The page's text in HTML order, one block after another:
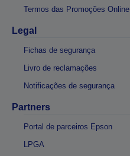
Termos das Promoções Online
Legal
Fichas de segurança
Livro de reclamações
Notificações de segurança
Partners
Portal de parceiros Epson
LPGA